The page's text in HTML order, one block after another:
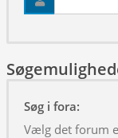
Søg i fora:
Vælg det forum